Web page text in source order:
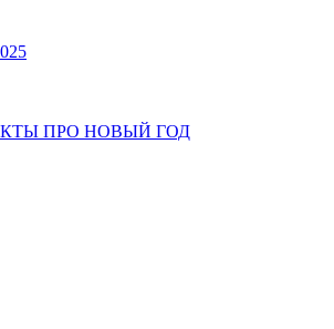
ПРО НОВЫЙ ГОД